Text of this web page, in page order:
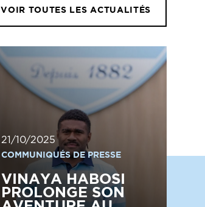
VOIR TOUTES LES ACTUALITÉS
21/10/2025
COMMUNIQUÉS DE PRESSE
VINAYA HABOSI
PROLONGE SON